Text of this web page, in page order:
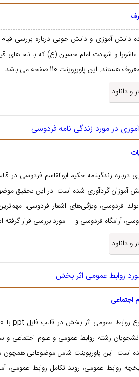
دانش آموزی و دانش جویی درباره بررسی
و شهادت امام حسین (ع) که با نام های
این پاورپوینت 110 صفحه می باشد
دانلود
در مورد زندگی نامه فردوسی
آموزان گردآوری شده است. در این تحقیق
فردوسی، ویژگی‌های اشعار فردوسی،
آرامگاه فردوسی و ... مورد بررسی قرار
دانلود
روابط عمومی اثر بخش
اجتماعی
رشته روابط عمومی و علوم اجتماعی و
است. این پاورپوینت شامل موضوعاتی همچون
روابط عمومی، روند تکامل روابط عمومی،